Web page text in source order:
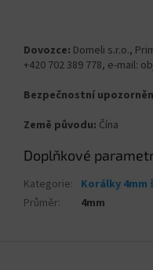
Dovozce: Domeli s.r.o.,
+420 702 389 778, e-mail:
Bezpečnostní
Země původu: Čína
Doplňkové
Kategorie: Korálky 4mm
Průměr: 4mm